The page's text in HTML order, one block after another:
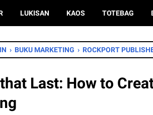
LUKISAN KAOS TOTEBAG
› BUKU MARKETING › ROCKPORT
Last: How to